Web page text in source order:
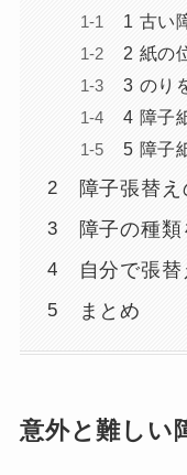
1 古い
2 紙の
3 のり
4 障子
5 障子
障子張替
障子の種
自分で張
まとめ
意外と難しい